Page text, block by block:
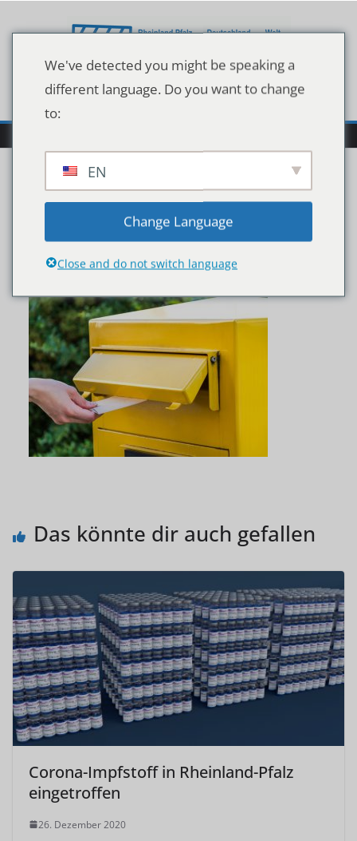
Inhalt
Throwing,A,Letter,In,A,G
erman,Yellow,Mailbox
Das könnte dir auch gefallen
Corona-Impfstoff in Rheinland-Pfalz
eingetroffen
26. Dezember 2020
We've detected you might be speaking a
different language. Do you want to change
to:
EN
Change Language
Close and do not switch language